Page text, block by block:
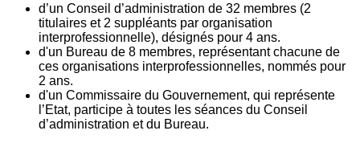
d’un Conseil d’administration de 32 membres (2
titulaires et 2 suppléants par organisation
interprofessionnelle), désignés pour 4 ans.
d'un Bureau de 8 membres, représentant chacune de
ces organisations interprofessionnelles, nommés pour
2 ans.
d'un Commissaire du Gouvernement, qui représente
l’Etat, participe à toutes les séances du Conseil
d’administration et du Bureau.